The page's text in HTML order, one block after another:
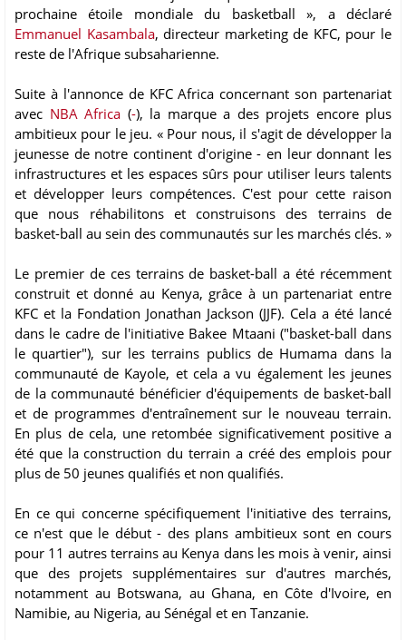
prochaine étoile mondiale du basketball », a déclaré
Emmanuel Kasambala, directeur marketing de KFC, pour le
reste de l'Afrique subsaharienne.
Suite à l'annonce de KFC Africa concernant son partenariat
avec NBA Africa (-), la marque a des projets encore plus
ambitieux pour le jeu. « Pour nous, il s'agit de développer la
jeunesse de notre continent d'origine - en leur donnant les
infrastructures et les espaces sûrs pour utiliser leurs talents
et développer leurs compétences. C'est pour cette raison
que nous réhabilitons et construisons des terrains de
basket-ball au sein des communautés sur les marchés clés. »
Le premier de ces terrains de basket-ball a été récemment
construit et donné au Kenya, grâce à un partenariat entre
KFC et la Fondation Jonathan Jackson (JJF). Cela a été lancé
dans le cadre de l'initiative Bakee Mtaani ("basket-ball dans
le quartier"), sur les terrains publics de Humama dans la
communauté de Kayole, et cela a vu également les jeunes
de la communauté bénéficier d'équipements de basket-ball
et de programmes d'entraînement sur le nouveau terrain.
En plus de cela, une retombée significativement positive a
été que la construction du terrain a créé des emplois pour
plus de 50 jeunes qualifiés et non qualifiés.
En ce qui concerne spécifiquement l'initiative des terrains,
ce n'est que le début - des plans ambitieux sont en cours
pour 11 autres terrains au Kenya dans les mois à venir, ainsi
que des projets supplémentaires sur d'autres marchés,
notamment au Botswana, au Ghana, en Côte d'Ivoire, en
Namibie, au Nigeria, au Sénégal et en Tanzanie.